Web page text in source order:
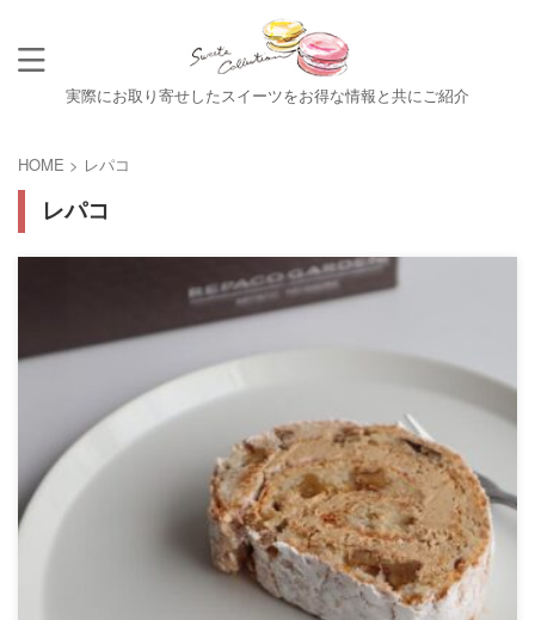
実際にお取り寄せしたスイーツをお得な情報と共にご紹介
HOME > レパコ
レパコ